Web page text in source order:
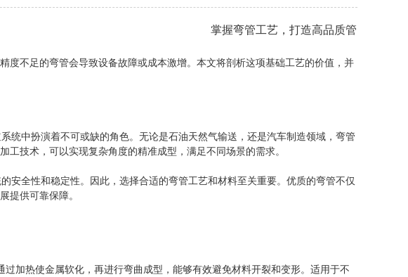
掌握弯管工艺，打造高品质管
度不足的弯管会导致设备故障或成本激增。本文将剖析这项基础工艺的价值，并
扮演着不可或缺的角色。无论是石油天然气输送，还是汽车制造领域，弯管
技术，可以实现复杂角度的精准成型，满足不同场景的需求。
性和稳定性。因此，选择合适的弯管工艺和材料至关重要。优质的弯管不仅
提供可靠保障。
热使金属软化，再进行弯曲成型，能够有效避免材料开裂和变形。适用于不